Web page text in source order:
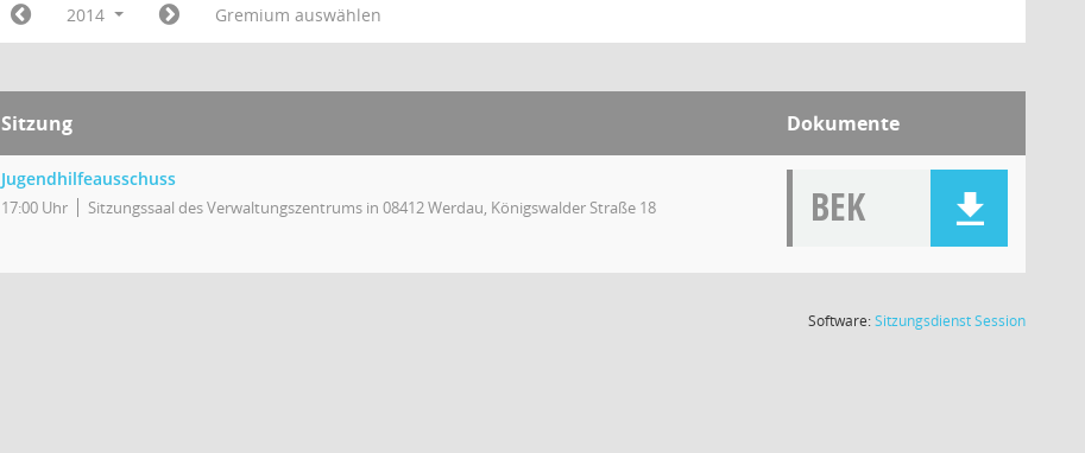
2014 Gremium auswählen
Sitzung Dokumente
Jugendhilfeausschuss
17:00 Uhr Sitzungssaal des Verwaltungszentrums in 08412 Werdau, Königswalder Straße 18 BEK
Software:SitzungsdienstSession(Wird in